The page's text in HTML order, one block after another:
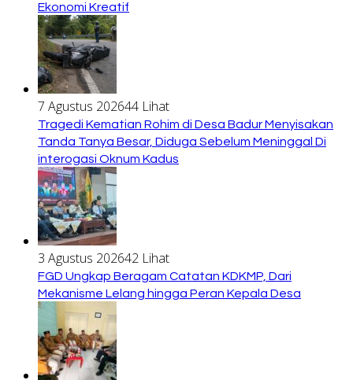
Ekonomi Kreatif
7 Agustus 202644 Lihat
Tragedi Kematian Rohim di Desa Badur Menyisakan
Tanda Tanya Besar, Diduga Sebelum Meninggal Di
interogasi Oknum Kadus
3 Agustus 202642 Lihat
FGD Ungkap Beragam Catatan KDKMP, Dari
Mekanisme Lelang hingga Peran Kepala Desa